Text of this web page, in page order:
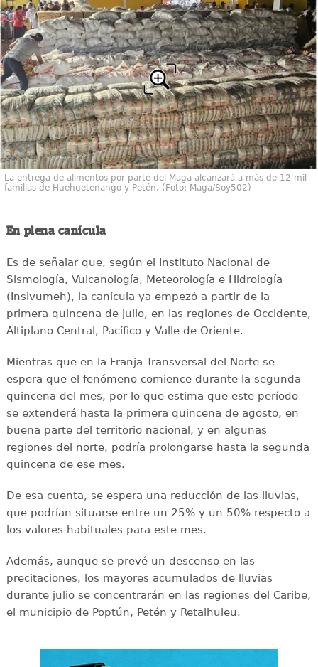
La entrega de alimentos por parte del Maga alcanzará a más de 12 mil
familias de Huehuetenango y Petén. (Foto: Maga/Soy502)
En plena canícula
Es de señalar que, según el Instituto Nacional de
Sismología, Vulcanología, Meteorología e Hidrología
(Insivumeh), la canícula ya empezó a partir de la
primera quincena de julio, en las regiones de Occidente,
Altiplano Central, Pacífico y Valle de Oriente.
Mientras que en la Franja Transversal del Norte se
espera que el fenómeno comience durante la segunda
quincena del mes, por lo que estima que este período
se extenderá hasta la primera quincena de agosto, en
buena parte del territorio nacional, y en algunas
regiones del norte, podría prolongarse hasta la segunda
quincena de ese mes.
De esa cuenta, se espera una reducción de las lluvias,
que podrían situarse entre un 25% y un 50% respecto a
los valores habituales para este mes.
Además, aunque se prevé un descenso en las
precitaciones, los mayores acumulados de lluvias
durante julio se concentrarán en las regiones del Caribe,
el municipio de Poptún, Petén y Retalhuleu.